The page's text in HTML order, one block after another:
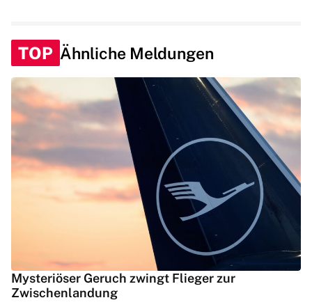
TOP Ähnliche Meldungen
Mysteriöser Geruch zwingt Flieger zur
Zwischenlandung